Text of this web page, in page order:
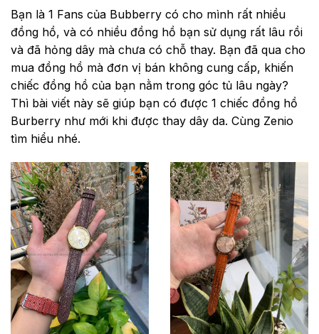
Bạn là 1 Fans của Bubberry có cho mình rất nhiều
đồng hồ, và có nhiều đồng hồ bạn sử dụng rất lâu rồi
và đã hỏng dây mà chưa có chỗ thay. Bạn đã qua cho
mua đồng hồ mà đơn vị bán không cung cấp, khiến
chiếc đồng hồ của bạn nằm trong góc tủ lâu ngày?
Thì bài viết này sẽ giúp bạn có được 1 chiếc đồng hồ
Burberry như mới khi được thay dây da. Cùng Zenio
tìm hiểu nhé.